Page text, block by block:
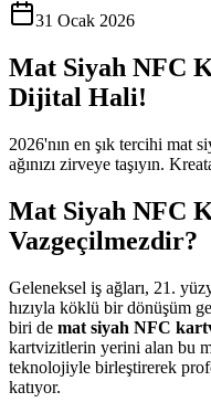
31 Ocak 2026
Mat Siyah NFC
Dijital Hali!
2026'nın en şık tercihi mat
ağınızı zirveye taşıyın.
Mat Siyah NFC
Vazgeçilmezdir?
Geleneksel iş ağları, 21.
hızıyla köklü bir dönüşüm
biri de mat siyah NFC
kartvizitlerin yerini alan bu
teknolojiyle birleştirerek
katıyor.